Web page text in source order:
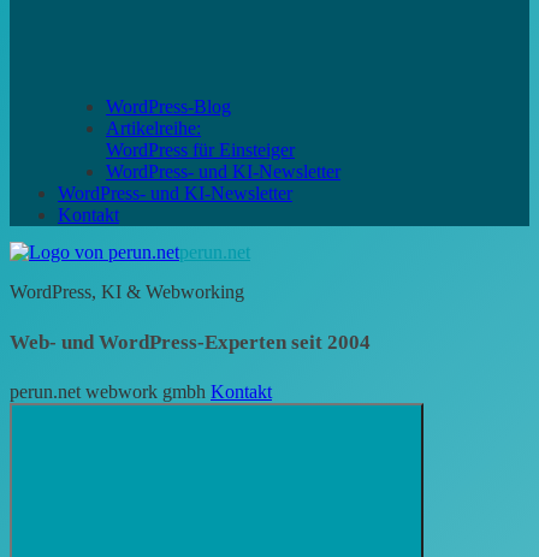
WordPress-Blog
Artikelreihe:
WordPress für Einsteiger
WordPress- und KI-Newsletter
WordPress- und KI-Newsletter
Kontakt
perun.net
WordPress, KI & Webworking
Web- und WordPress-Experten seit 2004
perun.net webwork gmbh Kontakt